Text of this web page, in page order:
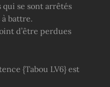
se sont arrêtés
battre.
d’être perdues
{Tabou LV6} est